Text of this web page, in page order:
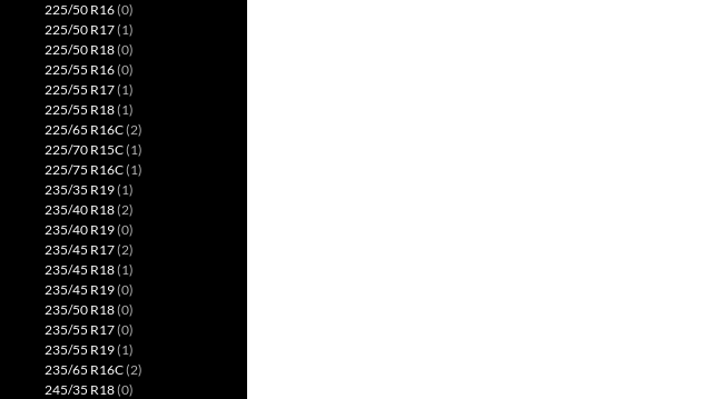
225/50 R16(0)
225/50 R17(1)
225/50 R18(0)
225/55 R16(0)
225/55 R17(1)
225/55 R18(1)
225/65 R16C(2)
225/70 R15C(1)
225/75 R16C(1)
235/35 R19(1)
235/40 R18(2)
235/40 R19(0)
235/45 R17(2)
235/45 R18(1)
235/45 R19(0)
235/50 R18(0)
235/55 R17(0)
235/55 R19(1)
235/65 R16C(2)
245/35 R18(0)